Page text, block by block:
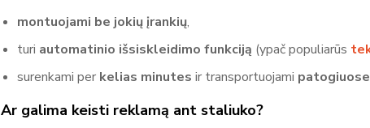
montuojami be jokių įrankių,
turi automatinio išsiskleidimo funkciją (ypač populiarūs
surenkami per kelias minutes ir transportuojami
Ar galima keisti reklamą ant staliuko?